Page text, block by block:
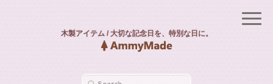
木製アイテム / 大切な記念日を、特別な日に。